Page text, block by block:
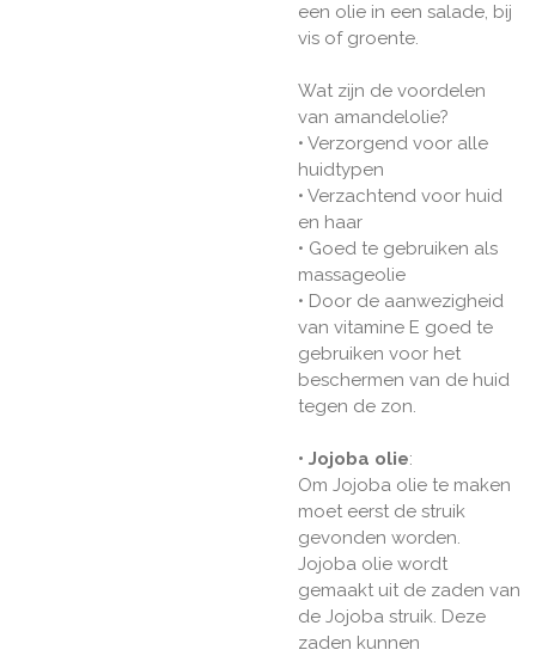
een olie in een salade, bij
vis of groente.
Wat zijn de voordelen
van amandelolie?
• Verzorgend voor alle
huidtypen
• Verzachtend voor huid
en haar
• Goed te gebruiken als
massageolie
• Door de aanwezigheid
van vitamine E goed te
gebruiken voor het
beschermen van de huid
tegen de zon.
• Jojoba olie:
Om Jojoba olie te maken
moet eerst de struik
gevonden worden.
Jojoba olie wordt
gemaakt uit de zaden van
de Jojoba struik. Deze
zaden kunnen